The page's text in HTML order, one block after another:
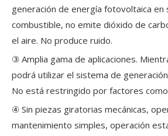
generación de energía fotovoltaica en
combustible, no emite dióxido de
el aire. No produce ruido.
③ Amplia gama de aplicaciones.
podrá utilizar el sistema de
No está restringido por factores
④ Sin piezas giratorias mecánicas,
mantenimiento simples, operación